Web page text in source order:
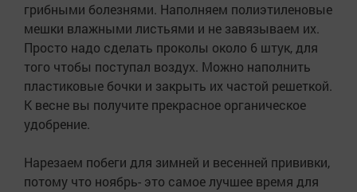
грибными болезнями. Наполняем полиэтиленовые
мешки влажными листьями и не завязываем их.
Просто надо сделать проколы около 6 штук, для
того чтобы поступал воздух. Можно наполнить
пластиковые бочки и закрыть их частой решеткой.
К весне вы получите прекрасное органическое
удобрение.
Нарезаем побеги для зимней и весенней прививки,
потому что ноябрь- это самое лучшее время для